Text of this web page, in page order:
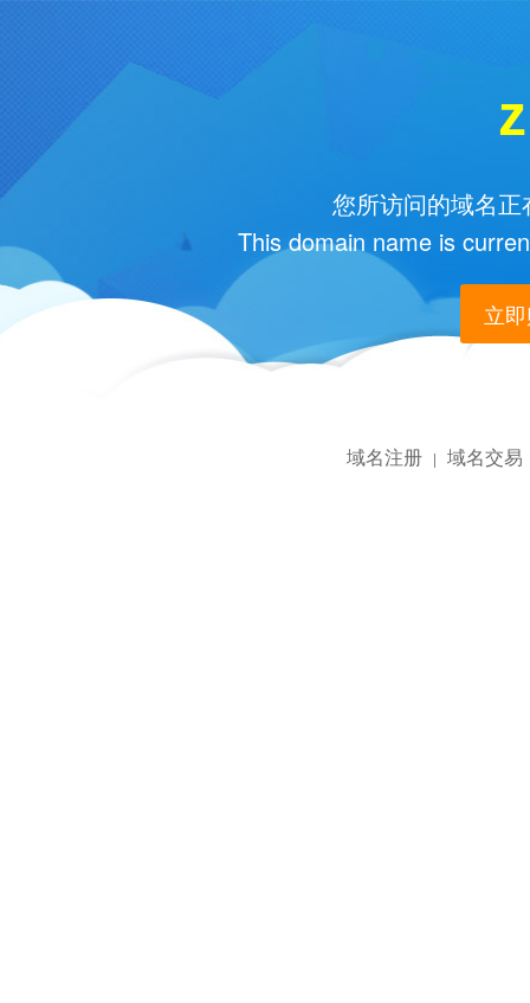
您所访问的域名
This domain name is
立
域名注册 | 域名交易